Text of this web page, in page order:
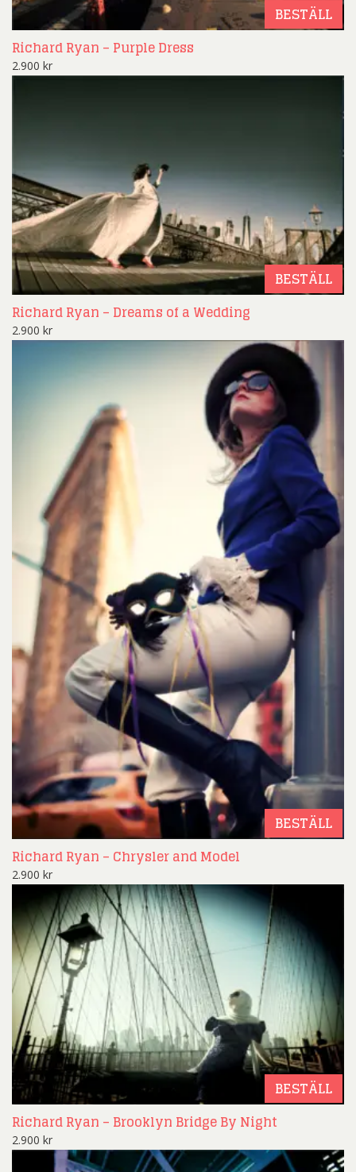
BESTÄLL
Richard Ryan – Purple Dress
2.900 kr
BESTÄLL
Richard Ryan – Dreams of a Wedding
2.900 kr
BESTÄLL
Richard Ryan – Chrysler and Model
2.900 kr
BESTÄLL
Richard Ryan – Brooklyn Bridge By Night
2.900 kr